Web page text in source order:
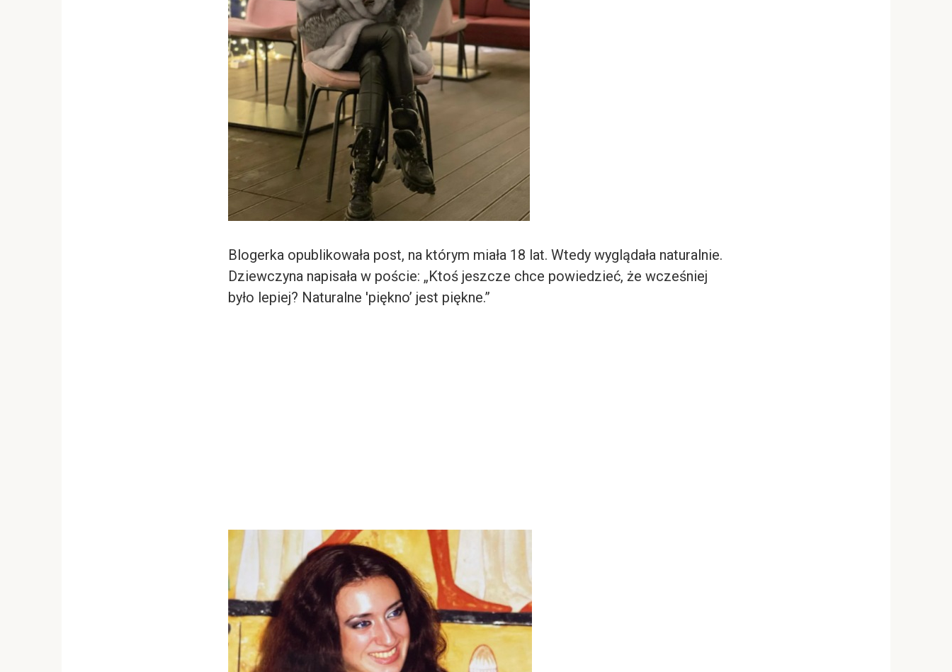
Blogerka opublikowała post, na którym miała 18 lat. Wtedy wyglądała naturalnie.
Dziewczyna napisała w poście: „Ktoś jeszcze chce powiedzieć, że wcześniej
było lepiej? Naturalne 'piękno’ jest piękne.”